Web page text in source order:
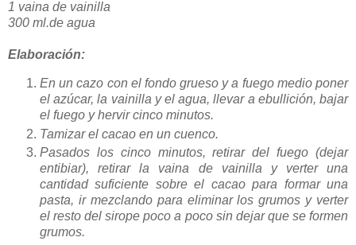
1 vaina de vainilla
300 ml.de agua
Elaboración:
En un cazo con el fondo grueso y a fuego medio poner
el azúcar, la vainilla y el agua, llevar a ebullición, bajar
el fuego y hervir cinco minutos.
Tamizar el cacao en un cuenco.
Pasados los cinco minutos, retirar del fuego (dejar
entibiar), retirar la vaina de vainilla y verter una
cantidad suficiente sobre el cacao para formar una
pasta, ir mezclando para eliminar los grumos y verter
el resto del sirope poco a poco sin dejar que se formen
grumos.